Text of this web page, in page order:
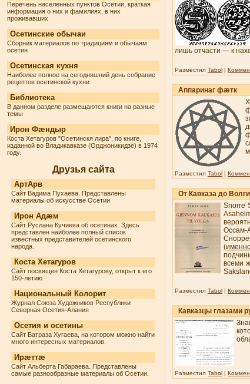
Перечень населенных пунктов Осетии, краткая
информация о них и фамилиях, в них
проживавших
Осетинские обычаи
Сборник материалов по традициям и обычаям
осетин
Осетинская кухня
Наиболее полное на сегодняшний день собрание
рецептов осетинской кухни
Библиотека
В данном разделе размещаются книги на разные
темы
Ирон Фæндыр
Коста Хетагуров "Осетинскя лира", по книге,
изданной во Владикавказе (Орджоникидзе) в 1974
году.
Друзья сайта
АртАрв
Сайт Вадима Пухаева. Представлены
материалы об искусстве Осетии
Ирон Адæм
Сайт Руслана Кучиева об осетинах. Здесь
представлен наиболее полный список
известных представителей осетинского
народа.
Коста Хетагуров
Сайт посвящен Коста Хетагурову, открыт к его
150-летию.
Национальный Колорит
Журнал Союза Художников Республики
Северная Осетия-Алания
Осетия и осетины
Сайт Батраза Хугаева, на котором можно найти
много интересных материалов.
Ирæттæ
Сайт Альберта Габараева. Представлены
самые разнообразные материалы об Осетии.
лишь отчасти — к
Разместил Tabol |
Аппаринаг фæтк
Разместил Tabol |
От Кавказа до Волги
Snorre
Oссам-
всеми
Разместил Tabol |
Кавказцы глазами
Разместил Tabol |